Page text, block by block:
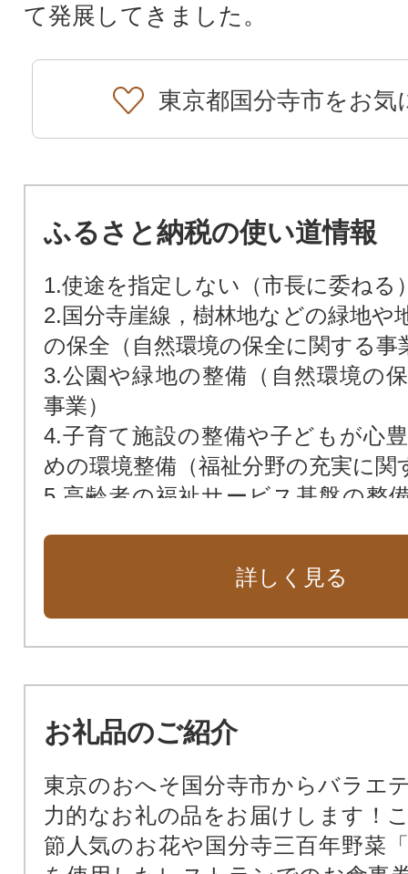
て発展してきました。
東京都国分寺市をお気
ふるさと納税の使い道情報
1.使途を指定しない（市長に委ねる
2.国分寺崖線，樹林地などの緑地や
の保全（自然環境の保全に関する事
3.公園や緑地の整備（自然環境の
事業）
4.子育て施設の整備や子どもが心
めの環境整備（福祉分野の充実に関
5.高齢者の福祉サービス基盤の整
の充実に関する事業）
7.教育施設の整備（教育分野の充
業）
9.史跡武蔵国分寺跡等の歴史遺産の
10.（仮称）国分寺市郷土博物館建設
11.その他国分寺市が実施する事業
事業の内容を記入してください。）
詳しく見る
お礼品のご紹介
東京のおへそ国分寺市からバラエ
力的なお礼の品をお届けします！
節人気のお花や国分寺三百年野菜